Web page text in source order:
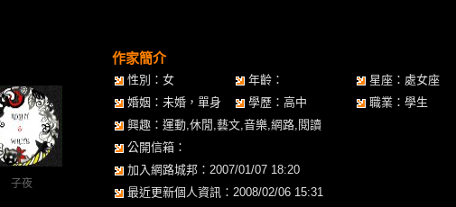
子夜
作家簡介
性別：女 年齡： 星座：處女座
婚姻：未婚，單身
學歷：高中
職業：學生
興趣：運動,休閒,藝文,音樂,網路,閱讀
公開信箱：
加入網路城邦：2007/01/07 18:20
最近更新個人資訊：2008/02/06 15:31